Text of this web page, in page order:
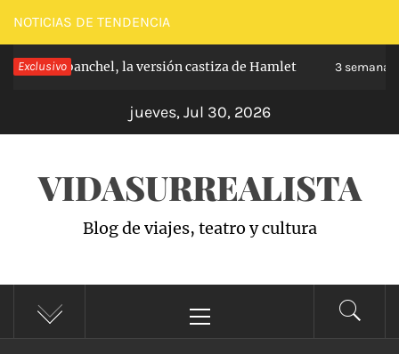
Saltar
al
contenido
NOTICIAS DE TENDENCIA
Exclusivo
de Carabanchel, la versión castiza de Hamlet 3 semanas
jueves, Jul 30, 2026
VIDASURREALISTA
Blog de viajes, teatro y cultura
principal